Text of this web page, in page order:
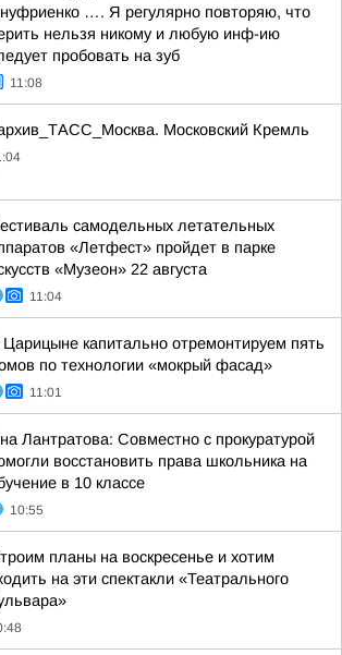
…. Я регулярно повторяю, что
нельзя никому и любую инф-ию
пробовать на зуб
11:08
Московский Кремль
самодельных летательных
«Летфест» пройдет в парке
«Музеон» 22 августа
11:04
капитально отремонтируем пять
по технологии «мокрый фасад»
11:01
Лантратова: Совместно с прокуратурой
восстановить права школьника на
в 10 классе
10:55
планы на воскресенье и хотим
на эти спектакли «Театрального